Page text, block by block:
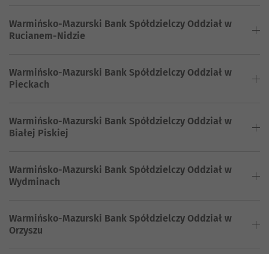
Warmińsko-Mazurski Bank Spółdzielczy Oddział w
Rucianem-Nidzie
Warmińsko-Mazurski Bank Spółdzielczy Oddział w
Pieckach
Warmińsko-Mazurski Bank Spółdzielczy Oddział w
Białej Piskiej
Warmińsko-Mazurski Bank Spółdzielczy Oddział w
Wydminach
Warmińsko-Mazurski Bank Spółdzielczy Oddział w
Orzyszu